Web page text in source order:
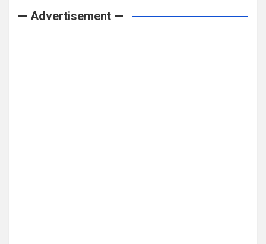
— Advertisement —